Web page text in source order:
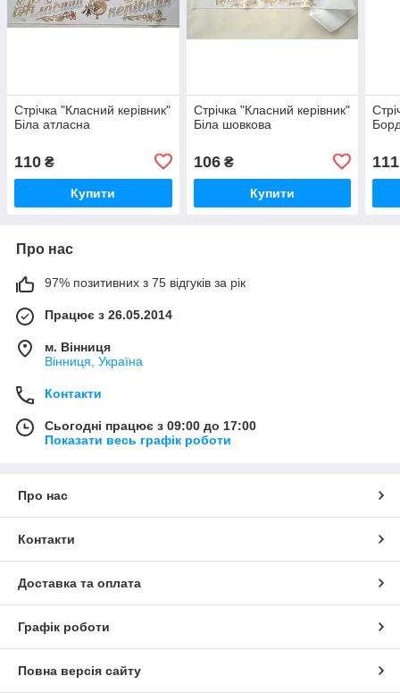
Стрічка "Класний керівник"
Біла атласна
110 ₴
Купити
Стрічка "Класний керівник"
Біла шовкова
106₴
Купити
111
Про нас
97% позитивних з 75 відгуків за рік
Працює з 26.05.2014
м. Вінниця
Вінниця, Україна
Контакти
Сьогодні працює з 09:00 до 17:00
Показати весь графік роботи
Про нас
Контакти
Доставка та оплата
Графік роботи
Повна версія сайту